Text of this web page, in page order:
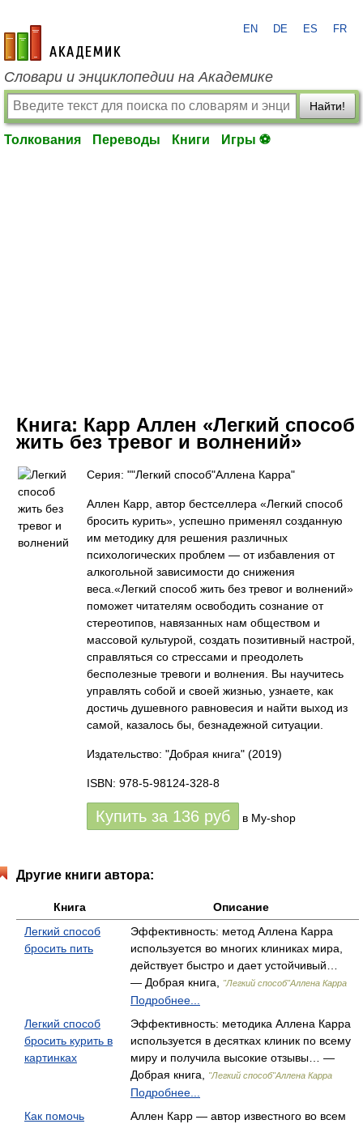
academic.ru
EN DE ES FR
Словари и энциклопедии на Академике
Найти!
Толкования Переводы Книги Игры ⚽
Книга: Карр Аллен «Легкий способ
жить без тревог и волнений»
Серия: ""Легкий способ"Аллена Карра"
Аллен Карр, автор бестселлера «Легкий способ
бросить курить», успешно применял созданную
им методику для решения различных
психологических проблем — от избавления от
алкогольной зависимости до снижения
веса.«Легкий способ жить без тревог и волнений»
поможет читателям освободить сознание от
стереотипов, навязанных нам обществом и
массовой культурой, создать позитивный настрой,
справляться со стрессами и преодолеть
бесполезные тревоги и волнения. Вы научитесь
управлять собой и своей жизнью, узнаете, как
достичь душевного равновесия и найти выход из
самой, казалось бы, безнадежной ситуации.
Издательство: "Добрая книга" (2019)
ISBN: 978-5-98124-328-8
Купить за 136 руб в My-shop
Другие книги автора:
Книга
Описание
Легкий способ
бросить пить
Эффективность: метод Аллена Карра
используется во многих клиниках мира,
действует быстро и дает устойчивый…
— Добрая книга,
"Легкий способ"Аллена Карра
Подробнее...
Легкий способ
бросить курить в
картинках
Эффективность: методика Аллена Карра
используется в десятках клиник по всему
миру и получила высокие отзывы… —
Добрая книга,
"Легкий способ"Аллена Карра
Подробнее...
Как помочь
Аллен Карр — автор известного во всем